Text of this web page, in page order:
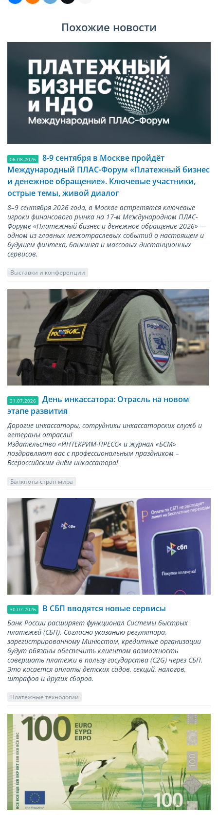
Похожие новости
06.08.2026
8-9 сентября в Москве пройдёт
Международный ПЛАС-Форум «Платежный бизнес
и денежное обращение». Ключевые участники,
острые темы, живой диалог
8–9 сентября 2026 года, в Москве встретятся ключевые
игроки финансового рынка на 17-м Международном ПЛАС-
Форуме «Платежный бизнес и денежное обращение 2026» —
одном из главных межотраслевых событий о настоящем и
будущем финтеха, банкинга и массовых дистанционных
сервисов.
Выставки и конференции
31.07.2026
День инкассатора: Отрасль на новом
этапе развития
Дорогие инкассаторы, сотрудники инкассаторских служб и
ветераны отрасли!
Издательство «ИНТЕКРИМ-ПРЕСС» и журнал «БСМ»
поздравляют вас с профессиональным праздником –
Всероссийским днём инкассатора!
Банкноты стран мира
30.07.2026 В СБП вводятся новые сервисы
Банк России расширяет функционал Системы быстрых
платежей (СБП). Согласно указанию регулятора,
зарегистрированному Минюстом, кредитные организации
будут обязаны обеспечить клиентам возможность
совершать платежи в пользу государства (С2G) через СБП.
Это касается оплаты детских садов, секций, налогов,
штрафов и других сборов.
Платежные технологии